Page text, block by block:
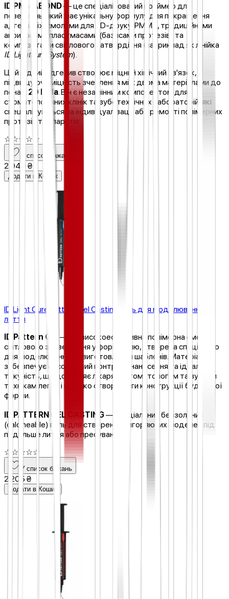
ID PMMABOND— це спеціалізований праймер для
поверхонь, який має унікальну формулу для покращення
адгезії між смолами для 3D-друку, PMMA, традиційними
акриловими пластмасами (базисами протезів) та
композитами світлового затвердіння (наприклад як лінійка
ID Lightcure System).
Цей рідкий адгезив створює міцний хімічний зв'язок,
підвищуючи міцність зчеплення між двома матеріалами до
понад 20 МПа . Він є незамінним компонентом для
стоматологічних клінік та зуботехнічних лабораторій, які
спеціалізуються на індивідуалізації або ремонті полімерних
протезів та апаратів.
☆ ☆☆ ☆ ☆
У список бажань
2 940 ₴
Додати в Кошик
ID Light Cure Pattern Gel Casting Гель для моделювання та
лиття
ID Pattern Gel
— це високоефективна полімерна смола
світлового затвердіння у формі гелю, створена спеціально
для моделювання та виготовлення шаблонів. Матеріал
забезпечує абсолютний контроль нанесення та ідеальну
текучість, що дозволяє лікарям-стоматологам та зубним
технікам легко і швидко створювати конструкції будь-якої
форми.
ID PATTERN GEL CASTING— спеціальний беззольний
(calcineable) гель для створення вигоряючих моделей під
подальше лиття або пресування.
☆ ☆ ☆☆☆
У список бажань
2 205 ₴
Додати в Кошик